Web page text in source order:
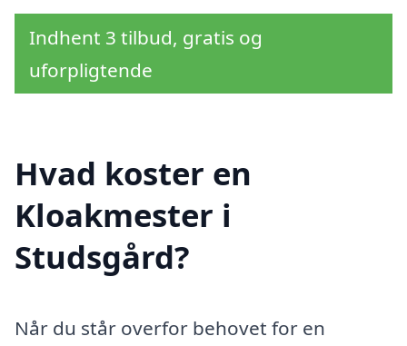
Indhent 3 tilbud, gratis og
uforpligtende
Hvad koster en
Kloakmester i
Studsgård?
Når du står overfor behovet for en